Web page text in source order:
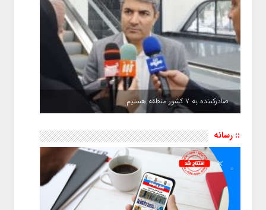
صادرکننده به ۷ کشور منطقه هستیم
:: رسانه